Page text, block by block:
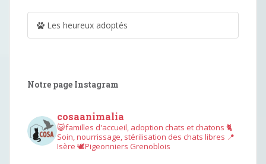
Les heureux adoptés
Notre page Instagram
cosaanimalia
😺familles d'accueil, adoption chats et chatons 🐈
Soin, nourrissage, stérilisation des chats libres 📍
Isère 🕊︎Pigeonniers Grenoblois